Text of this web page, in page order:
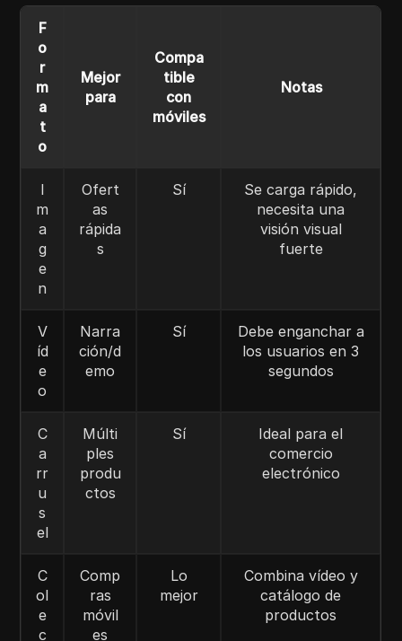
F
o
r
m
a
t
o
Mejor
para
Compa
tible
con
móviles
Notas
I
m
a
g
e
n
Ofert
as
rápida
s
Sí
Se carga rápido,
necesita una
visión visual
fuerte
V
íd
e
o
Narra
ción/d
emo
Sí
Debe enganchar a
los usuarios en 3
segundos
C
a
rr
u
s
el
Múlti
ples
produ
ctos
Sí
Ideal para el
comercio
electrónico
C
ol
e
c
Comp
ras
móvil
es
Lo
mejor
Combina vídeo y
catálogo de
productos